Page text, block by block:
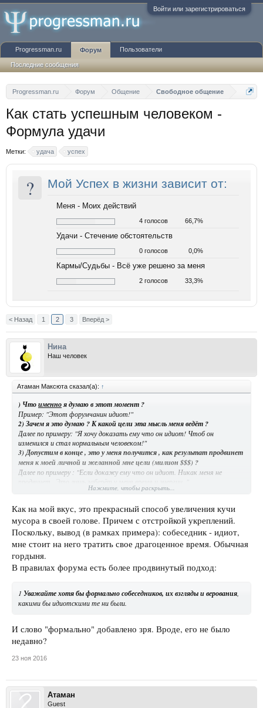
Войти или зарегистрироваться
Progressman.ru Форум Общение Свободное общение
Как стать успешным человеком -
Формула удачи
Метки: удача успех
? Мой Успех в жизни зависит от:
Меня - Моих действий
4 голосов 66,7%
Удачи - Стечение обстоятельств
0 голосов 0,0%
Кармы/Судьбы - Всё уже решено за меня
2 голосов 33,3%
< Назад 1 2 3 Вперёд >
Нина
Наш человек
Атаман Максюта сказал(а): ↑
) Чтоименноя думаю в этот момент ?
Пример: "Этот форумчанин идиот!"
2) Зачем я это думаю ? К какой цели эта мысль меня ведёт ?
Далее по примеру: "Я хочу доказать ему что он идиот! Чтоб он
изменился и стал нормальным человеком!"
3) Допустим в конце , это у меня получится , как результат продвинет
меня к моей личной и желанной мне цели (милион $$$) ?
Далее по примеру : "Если докажу ему что он идиот. Никак меня не
После этого мыслительного процесса вам станет ясно что делать далее с
Нажмите, чтобы раскрыть...
Как на мой вкус, это прекрасный способ увеличения кучи
мусора в своей голове. Причем с отстройкой укреплений.
Поскольку, вывод (в рамках примера): собеседник - идиот,
мне стоит на него тратить свое драгоценное время. Обычная
гордыня.
В правилах форума есть более продвинутый подход:
1 Уважайте хотя бы формально собеседников, их взгляды и верования,
какими бы идиотскими те ни были.
И слово "формально" добавлено зря. Вроде, его не было
недавно?
23 ноя 2016
Атаман
Guest
Progressman.ru Форум
Последние сообщения
Пользователи